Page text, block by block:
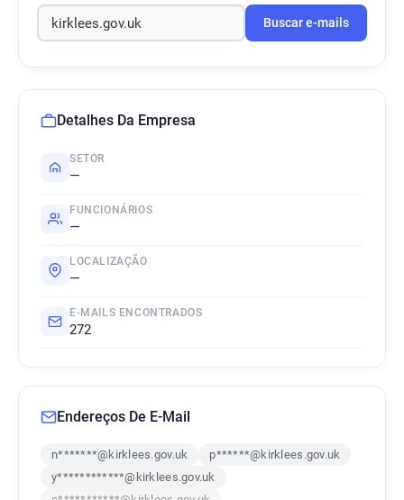
Buscar e-mails
Detalhes Da Empresa
SETOR
—
FUNCIONÁRIOS
—
LOCALIZAÇÃO
—
E-MAILS ENCONTRADOS
272
Endereços De E-Mail
n*******@kirklees.gov.uk
p******@kirklees.gov.uk
y************@kirklees.gov.uk